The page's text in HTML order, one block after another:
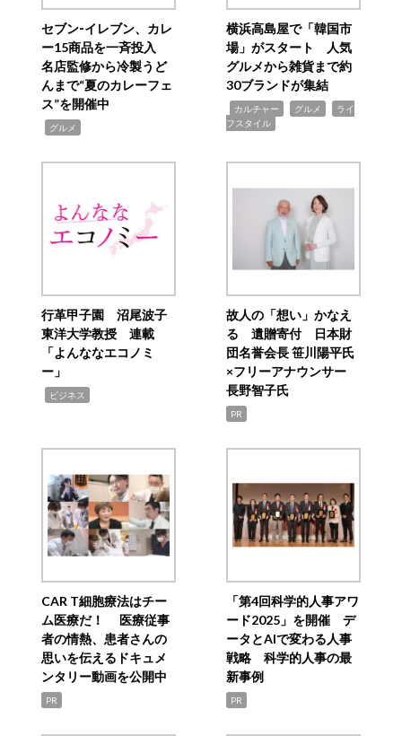
セブン‐イレブン、カレ
ー15商品を一斉投入
名店監修から冷製うど
んまで“夏のカレーフェ
ス”を開催中
グルメ
横浜高島屋で「韓国市
場」がスタート 人気
グルメから雑貨まで約
30ブランドが集結
カルチャー グルメ
ライ
フスタイル
行革甲子園 沼尾波子
東洋大学教授 連載
「よんななエコノミ
ー」
ビジネス
故人の「想い」かなえ
る 遺贈寄付 日本財
団名誉会長 笹川陽平氏
×フリーアナウンサー
長野智子氏
PR
CAR T細胞療法はチー
ム医療だ！ 医療従事
者の情熱、患者さんの
思いを伝えるドキュメ
ンタリー動画を公開中
PR
「第4回科学的人事アワ
ード2025」を開催 デ
ータとAIで変わる人事
戦略 科学的人事の最
新事例
PR